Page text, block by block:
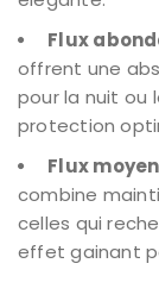
Flux
offrent une
pour la nuit ou
protection
Flux
combine
celles qui
effet gainant